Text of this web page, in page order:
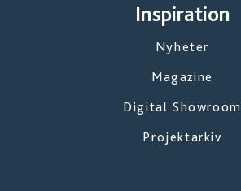
Inspiration
Nyheter
Magazine
Digital Showroom
Projektarkiv